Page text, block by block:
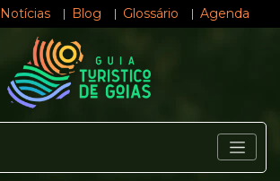
Notícias Blog Glossário Agenda